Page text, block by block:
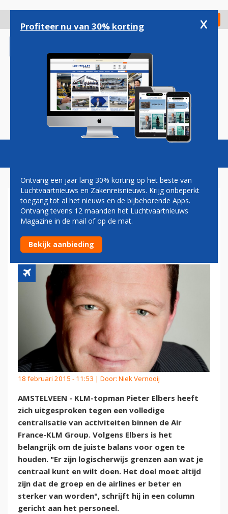
gaan
Check in
Magazine Podcasts Vacatures
ELBERS: 'ER ZIJN GRENZEN
AAN WAT JE CENTRAAL WIL
DOEN'
18 februari 2015 - 11:53 | Door: Niek Vernooij
AMSTELVEEN - KLM-topman Pieter Elbers heeft
zich uitgesproken tegen een volledige
centralisatie van activiteiten binnen de Air
France-KLM Group. Volgens Elbers is het
belangrijk om de juiste balans voor ogen te
houden. "Er zijn logischerwijs grenzen aan wat je
centraal kunt en wilt doen. Het doel moet altijd
zijn dat de groep en de airlines er beter en
sterker van worden", schrijft hij in een column
gericht aan het personeel.
Profiteer nu van 30% korting x
Ontvang een jaar lang 30% korting op het beste van
Luchtvaartnieuws en Zakenreisnieuws. Krijg onbeperkt
toegang tot al het nieuws en de bijbehorende Apps.
Ontvang tevens 12 maanden het Luchtvaartnieuws
Magazine in de mail of op de mat.
Bekijk aanbieding